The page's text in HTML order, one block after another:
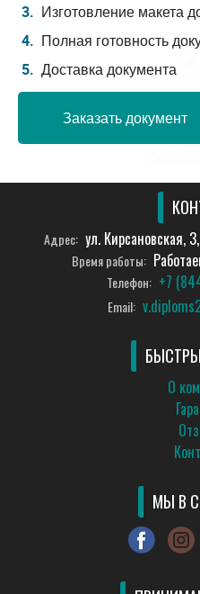
Изготовление макета
Полная готовность
Доставка документа
Заказать документ
Адрес: ул. Кирсановская,
Время работы:
Телефон: +7
Email:
О
МЫ В